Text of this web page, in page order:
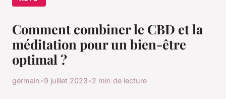
Comment combiner le CBD et la
méditation pour un bien-être
optimal ?
germain•9 juillet 2023•2 min de lecture